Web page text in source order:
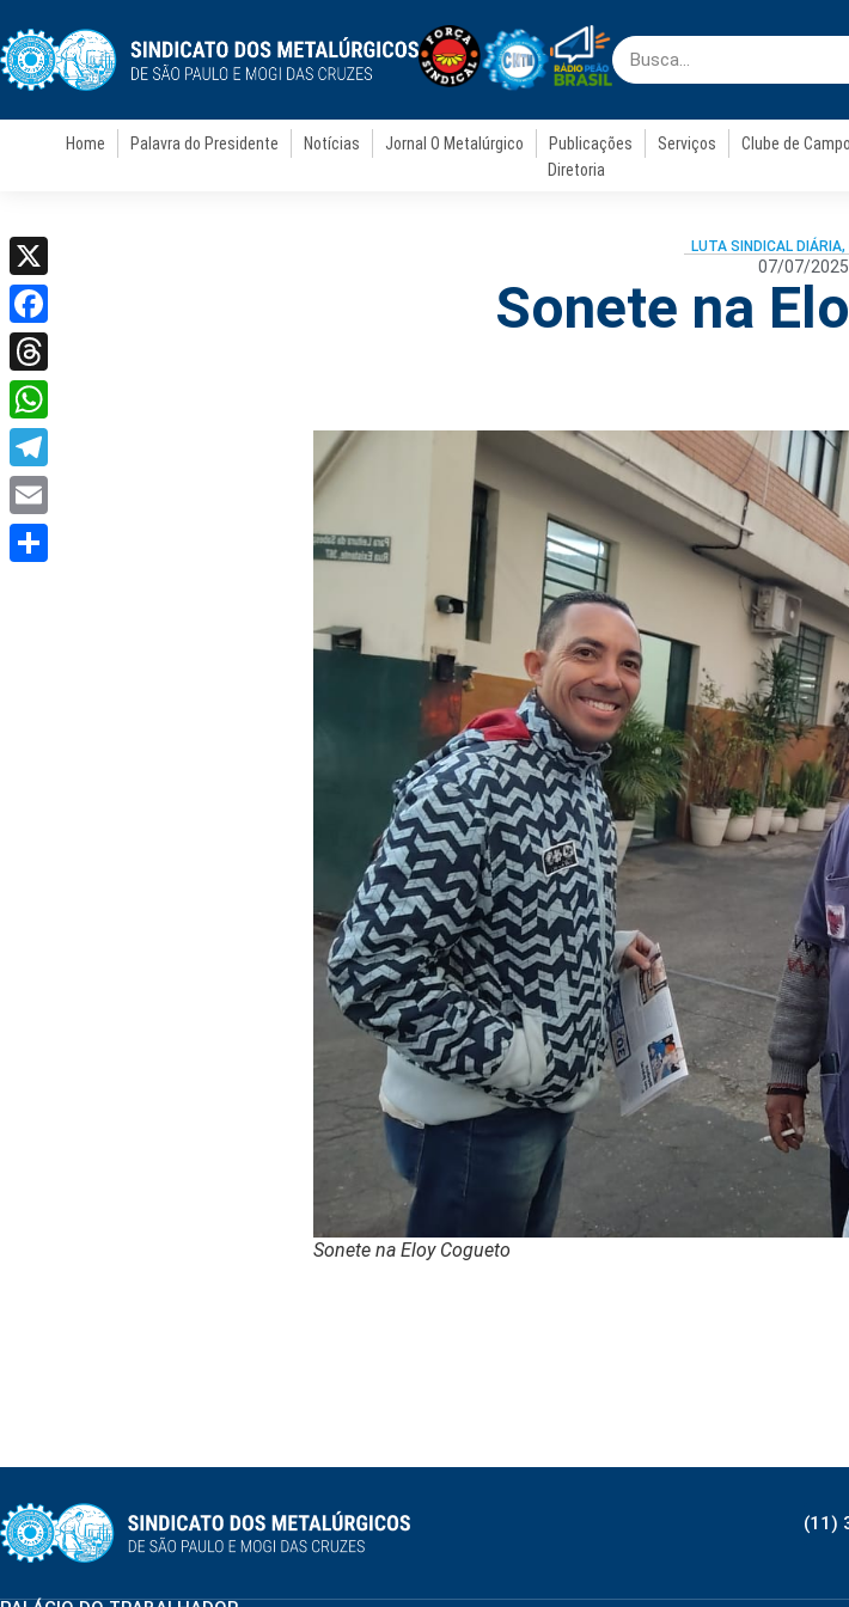
Home Palavra do Presidente Notícias Jornal O Metalúrgico Publicações Serviços Clube de Campo
Diretoria
LUTA SINDICAL DIÁRIA,
07/07/2025
Sonete na
Sonete na Eloy Cogueto
(11)
X
Facebook
Threads
WhatsApp
Telegram
Email